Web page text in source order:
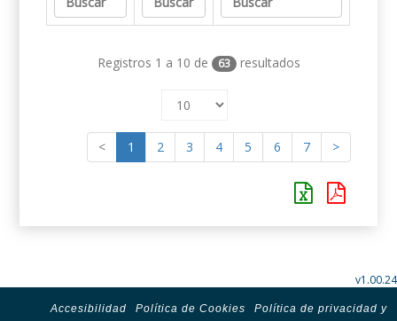
Registros 1 a 10 de 63 resultados
< 1 2 3 4 5 6 7 >
v1.00.24
Accesibilidad Política de Cookies
Política de privacidad y